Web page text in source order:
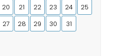
20 21 22 23 24
25
27 28 29 30 31